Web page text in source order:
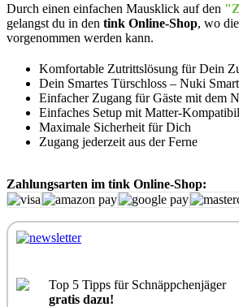
Durch einen einfachen Mausklick auf den
gelangst du in den tink Online-Shop, wo
vorgenommen werden kann.
Komfortable Zutrittslösung für Dein
Dein Smartes Türschloss – Nuki
Einfacher Zugang für Gäste mit dem
Einfaches Setup mit Matter-
Maximale Sicherheit für Dich
Zugang jederzeit aus der Ferne
Zahlungsarten im tink Online-Shop:
Top 5 Tipps für Schnäppchenjäger
gratis dazu!